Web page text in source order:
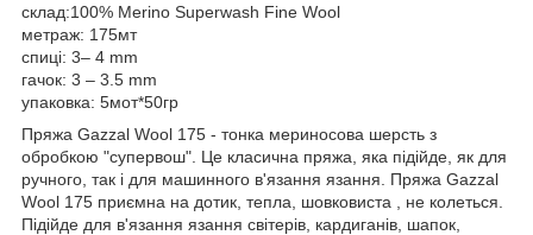
склад:100% Merino Superwash Fine Wool
метраж: 175мт
спиці: 3– 4 mm
гачок: 3 – 3.5 mm
упаковка: 5мот*50гр
Пряжа Gazzal Wool 175 - тонка мериносова шерсть з
обробкою "супервош". Це класична пряжа, яка підійде, як для
ручного, так і для машинного в'язання язання. Пряжа Gazzal
Wool 175 приємна на дотик, тепла, шовковиста , не колеться.
Підійде для в'язання язання світерів, кардиганів, шапок,